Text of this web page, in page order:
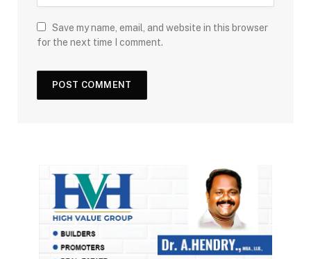
Save my name, email, and website in this browser
for the next time I comment.